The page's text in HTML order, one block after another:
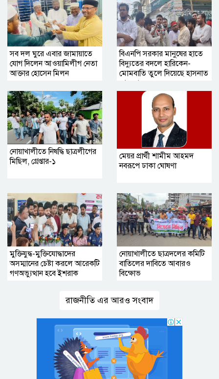
সব দল ঘুরে এবার জামায়াতে
যোগ দিলেন আওয়ামিলীগ নেতা
আক্তার হোসেন মিলন
বিএনপি সরকার মানুষের হাতে
বিদ্যুতের বদলে হারিকেন-
মোমবাতি তুলে দিয়েছে হাসনাত
আব্দুল্লাহ
নোয়াখালীতে নিষদ্ধি ছাত্রলীগের
মিছিল, গ্রেপ্তার-১
মেয়র প্রার্থী শামীম আহমদ
নবরূপে ঢাকা ঘোষণা
মুক্তিযুদ্ধ-মুক্তিযোদ্ধাদের
অসম্মানের চেষ্টা করলে আরেকটি
গণঅভ্যুত্থান হবে ইশরাক
নোয়াখালীতে ছাত্রদলের কমিটি
বাতিলের দাবিতে আবারও
বিক্ষোভ
রাজনীতি এর আরও সংবাদ